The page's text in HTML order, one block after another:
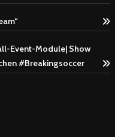
Event-Module| Show
#Breakingsoccer